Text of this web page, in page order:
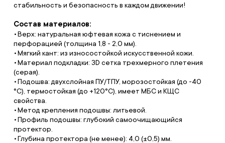
стабильность и безопасность в каждом движении!
Состав материалов:
Верх: натуральная юфтевая кожа с тиснением и
перфорацией (толщина 1,8 - 2,0 мм).
Мягкий кант: из износостойкой искусственной кожи.
Материал подкладки: 3D сетка трехмерного плетения
(серая).
Подошва: двухслойная ПУ/ТПУ, морозостойкая (до -40
°С), термостойкая (до +120°С), имеет МБС и КЩС
свойства.
Метод крепления подошвы: литьевой.
Профиль подошвы: глубокий самоочищающийся
протектор.
Глубина протектора (не менее): 4,0 (±0,5) мм.